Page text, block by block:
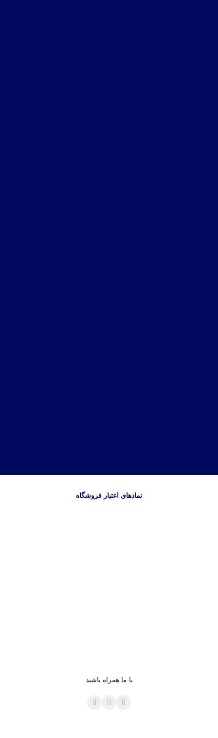
نمادهای اعتبار فروشگاه
با ما همراه باشید